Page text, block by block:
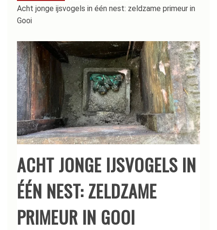
Acht jonge ijsvogels in één nest: zeldzame primeur in
Gooi
ACHT JONGE IJSVOGELS IN
ÉÉN NEST: ZELDZAME
PRIMEUR IN GOOI